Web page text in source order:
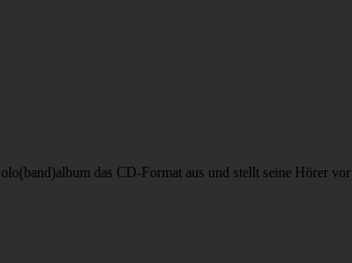
das CD-Format aus und stellt seine Hörer